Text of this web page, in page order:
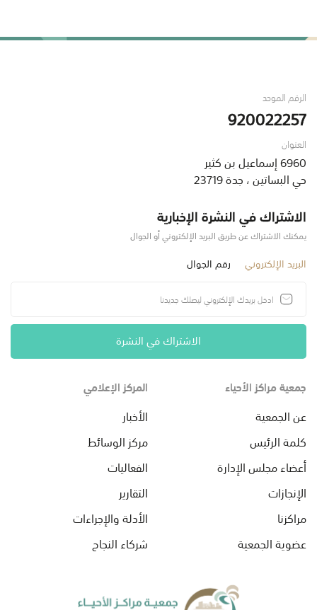
الرقم الموحد
920022257
العنوان
6960 إسماعيل بن كثير
حي البساتين ، جدة 23719
الاشتراك في النشرة الإخبارية
يمكنك الاشتراك عن طريق البريد الإلكتروني أو الجوال
البريد الإلكتروني رقم الجوال
الاشتراك في النشرة
جمعية مراكز الأحياء
عن الجمعية
كلمة الرئيس
أعضاء مجلس الإدارة
الإنجازات
مراكزنا
عضوية الجمعية
المركز الإعلامي
الأخبار
مركز الوسائط
الفعاليات
التقارير
الأدلة والإجراءات
شركاء النجاح